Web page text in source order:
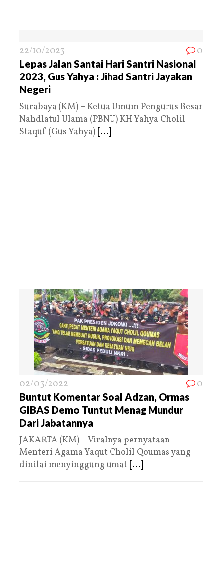
22/10/2023 0
Lepas Jalan Santai Hari Santri Nasional
2023, Gus Yahya : Jihad Santri Jayakan
Negeri
Surabaya (KM) – Ketua Umum Pengurus Besar
Nahdlatul Ulama (PBNU) KH Yahya Cholil
Staquf (Gus Yahya) [...]
02/03/2022 0
Buntut Komentar Soal Adzan, Ormas
GIBAS Demo Tuntut Menag Mundur
Dari Jabatannya
JAKARTA (KM) – Viralnya pernyataan
Menteri Agama Yaqut Cholil Qoumas yang
dinilai menyinggung umat [...]